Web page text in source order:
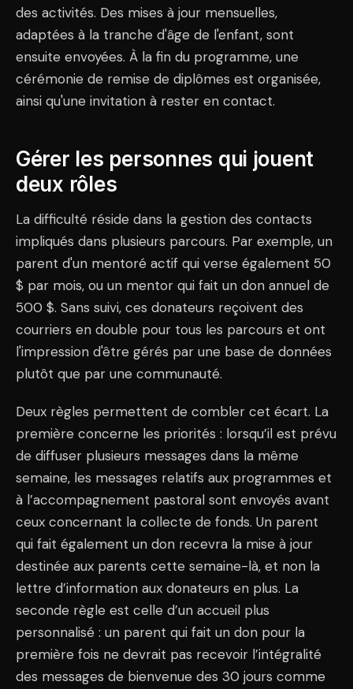
des activités. Des mises à jour mensuelles,
adaptées à la tranche d'âge de l'enfant, sont
ensuite envoyées. À la fin du programme, une
cérémonie de remise de diplômes est organisée,
ainsi qu'une invitation à rester en contact.
Gérer les personnes qui jouent
deux rôles
La difficulté réside dans la gestion des contacts
impliqués dans plusieurs parcours. Par exemple, un
parent d'un mentoré actif qui verse également 50
$ par mois, ou un mentor qui fait un don annuel de
500 $. Sans suivi, ces donateurs reçoivent des
courriers en double pour tous les parcours et ont
l'impression d'être gérés par une base de données
plutôt que par une communauté.
Deux règles permettent de combler cet écart. La
première concerne les priorités : lorsqu’il est prévu
de diffuser plusieurs messages dans la même
semaine, les messages relatifs aux programmes et
à l’accompagnement pastoral sont envoyés avant
ceux concernant la collecte de fonds. Un parent
qui fait également un don recevra la mise à jour
destinée aux parents cette semaine-là, et non la
lettre d’information aux donateurs en plus. La
seconde règle est celle d’un accueil plus
personnalisé : un parent qui fait un don pour la
première fois ne devrait pas recevoir l’intégralité
des messages de bienvenue des 30 jours comme